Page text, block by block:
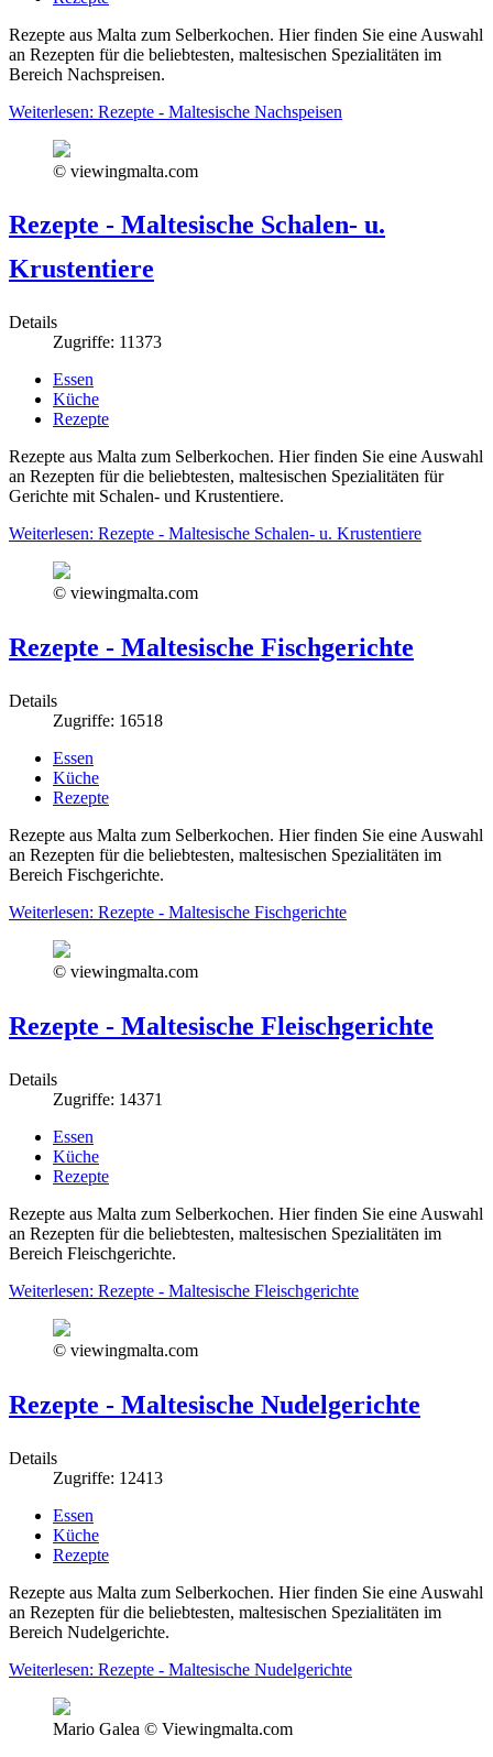
Rezepte aus Malta zum Selberkochen. Hier finden Sie eine Auswahl
an Rezepten für die beliebtesten, maltesischen Spezialitäten im
Bereich Nachspreisen.
Weiterlesen: Rezepte - Maltesische Nachspeisen
© viewingmalta.com
Rezepte - Maltesische Schalen- u.
Krustentiere
Details
Zugriffe: 11373
Essen
Küche
Rezepte
Rezepte aus Malta zum Selberkochen. Hier finden Sie eine Auswahl
an Rezepten für die beliebtesten, maltesischen Spezialitäten für
Gerichte mit Schalen- und Krustentiere.
Weiterlesen: Rezepte - Maltesische Schalen- u. Krustentiere
© viewingmalta.com
Rezepte - Maltesische Fischgerichte
Details
Zugriffe: 16518
Essen
Küche
Rezepte
Rezepte aus Malta zum Selberkochen. Hier finden Sie eine Auswahl
an Rezepten für die beliebtesten, maltesischen Spezialitäten im
Bereich Fischgerichte.
Weiterlesen: Rezepte - Maltesische Fischgerichte
© viewingmalta.com
Rezepte - Maltesische Fleischgerichte
Details
Zugriffe: 14371
Essen
Küche
Rezepte
Rezepte aus Malta zum Selberkochen. Hier finden Sie eine Auswahl
an Rezepten für die beliebtesten, maltesischen Spezialitäten im
Bereich Fleischgerichte.
Weiterlesen: Rezepte - Maltesische Fleischgerichte
© viewingmalta.com
Rezepte - Maltesische Nudelgerichte
Details
Zugriffe: 12413
Essen
Küche
Rezepte
Rezepte aus Malta zum Selberkochen. Hier finden Sie eine Auswahl
an Rezepten für die beliebtesten, maltesischen Spezialitäten im
Bereich Nudelgerichte.
Weiterlesen: Rezepte - Maltesische Nudelgerichte
Mario Galea © Viewingmalta.com